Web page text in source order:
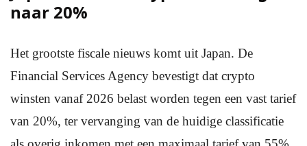
naar 20%
Het grootste fiscale nieuws komt uit Japan. De
Financial Services Agency bevestigt dat crypto
winsten vanaf 2026 belast worden tegen een vast tarief
van 20%, ter vervanging van de huidige classificatie